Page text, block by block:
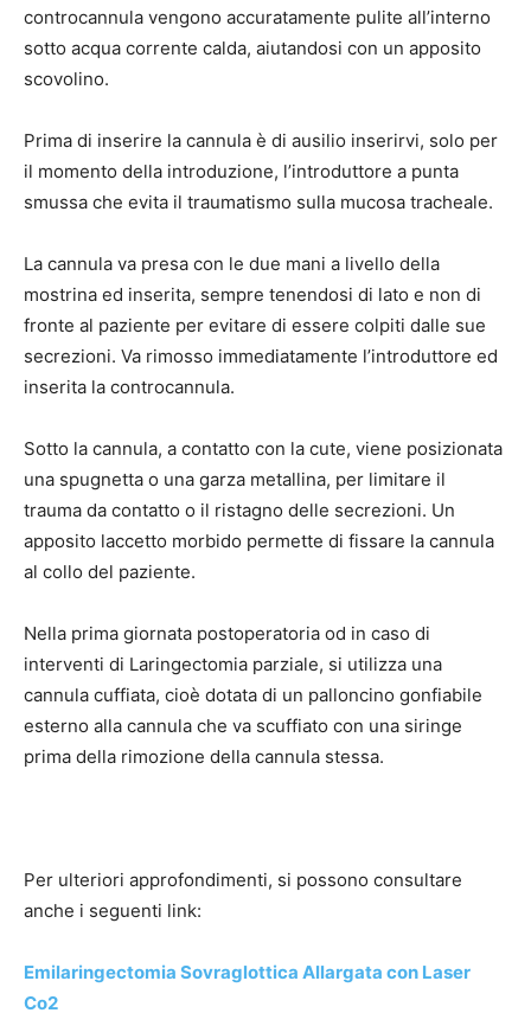
controcannula vengono accuratamente pulite all’interno
sotto acqua corrente calda, aiutandosi con un apposito
scovolino.
Prima di inserire la cannula è di ausilio inserirvi, solo per
il momento della introduzione, l’introduttore a punta
smussa che evita il traumatismo sulla mucosa tracheale.
La cannula va presa con le due mani a livello della
mostrina ed inserita, sempre tenendosi di lato e non di
fronte al paziente per evitare di essere colpiti dalle sue
secrezioni. Va rimosso immediatamente l’introduttore ed
inserita la controcannula.
Sotto la cannula, a contatto con la cute, viene posizionata
una spugnetta o una garza metallina, per limitare il
trauma da contatto o il ristagno delle secrezioni. Un
apposito laccetto morbido permette di fissare la cannula
al collo del paziente.
Nella prima giornata postoperatoria od in caso di
interventi di Laringectomia parziale, si utilizza una
cannula cuffiata, cioè dotata di un palloncino gonfiabile
esterno alla cannula che va scuffiato con una siringe
prima della rimozione della cannula stessa.
Per ulteriori approfondimenti, si possono consultare
anche i seguenti link:
Emilaringectomia Sovraglottica Allargata con Laser
Co2